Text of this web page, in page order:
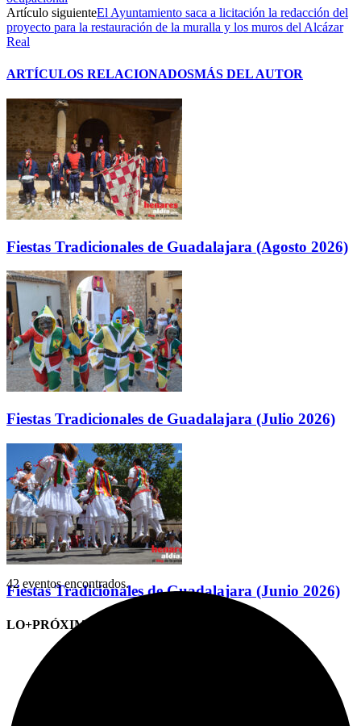
Artículo siguienteEl Ayuntamiento saca a licitación la redacción del
proyecto para la restauración de la muralla y los muros del Alcázar
Real
ARTÍCULOS RELACIONADOSMÁS DEL AUTOR
Fiestas Tradicionales de Guadalajara (Agosto 2026)
Fiestas Tradicionales de Guadalajara (Julio 2026)
Fiestas Tradicionales de Guadalajara (Junio 2026)
LO+PRÓXIMO (CITAS)
42 eventos encontrados.